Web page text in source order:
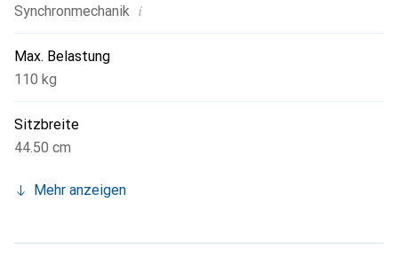
Synchronmechanik i
Max. Belastung
110 kg
Sitzbreite
44.50 cm
Mehr anzeigen